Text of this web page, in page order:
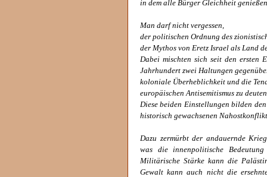
in dem alle Bürger Gleichheit
Man darf nicht vergessen,
der politischen Ordnung des
der Mythos von Eretz Israel als Land
Dabei mischten sich seit den ersten
Jahrhundert zwei Haltungen
koloniale Überheblichkeit und die
europäischen Antisemitismus zu
Diese beiden Einstellungen bilden
historisch gewachsenen
Dazu zermürbt der andauernde
was die innenpolitische
Militärische Stärke kann die
Gewalt kann auch nicht die